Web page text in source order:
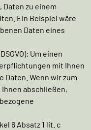
zu einem
Ein Beispiel wäre
Daten eines
Um einen
mit Ihnen
Wenn wir zum
abschließen,
6 Absatz 1 lit. c